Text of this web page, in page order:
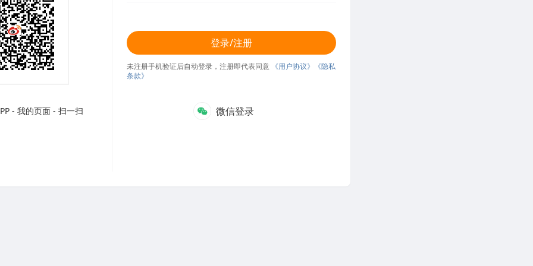
- 我的页面 - 扫一扫
登录/注册
未注册手机验证后自动登录，注册即代表同意 《用户协议》
《隐私
条款》
微信登录